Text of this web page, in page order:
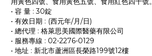
• 容 量 : 30錠
• 有效日期 : (西元年/月/日)
• 總代理 : 格萊思美國際醫藥有限公司
• 服務專線 : 02-2276-0129
• 地址 : 新北市蘆洲區長榮路199號12樓